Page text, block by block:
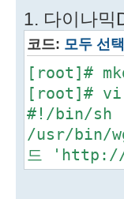
1. 다이나믹
코드: 모두 선택
[root]#
[root]# vi
#!/bin/sh
/usr/bin/
드 'http://